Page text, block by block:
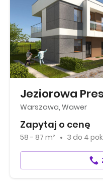
Jeziorowa
Warszawa, Wawer
Zapytaj o cenę
58 - 87 m² 3 do 4